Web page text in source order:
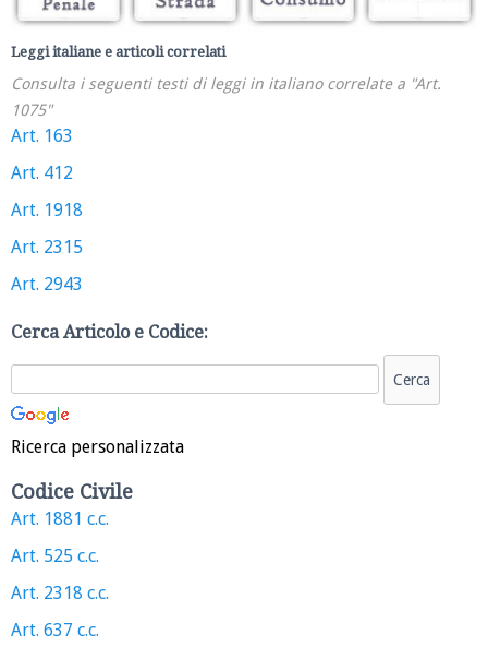
Leggi italiane e articoli correlati
Consulta i seguenti testi di leggi in italiano correlate a "Art.
1075"
Art. 163
Art. 412
Art. 1918
Art. 2315
Art. 2943
Cerca Articolo e Codice:
Ricerca personalizzata
Codice Civile
Art. 1881 c.c.
Art. 525 c.c.
Art. 2318 c.c.
Art. 637 c.c.